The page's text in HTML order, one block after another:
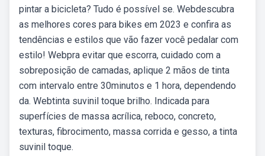
pintar a bicicleta? Tudo é possível se. Webdescubra
as melhores cores para bikes em 2023 e confira as
tendências e estilos que vão fazer você pedalar com
estilo! Webpra evitar que escorra, cuidado com a
sobreposição de camadas, aplique 2 mãos de tinta
com intervalo entre 30minutos e 1 hora, dependendo
da. Webtinta suvinil toque brilho. Indicada para
superfícies de massa acrílica, reboco, concreto,
texturas, fibrocimento, massa corrida e gesso, a tinta
suvinil toque.